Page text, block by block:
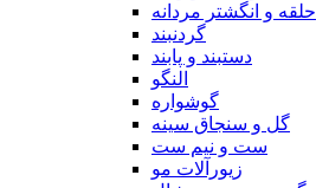
حلقه و انگشتر مردانه
گردنبند
دستبند و پابند
النگو
گوشواره
گل و سنجاق سینه
ست و نیم ست
زیورآلات مو